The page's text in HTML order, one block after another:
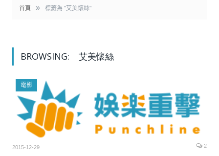
首頁 » 標籤為 "艾美懷絲"
BROWSING: 艾美懷絲
電影
2015-12-29 2